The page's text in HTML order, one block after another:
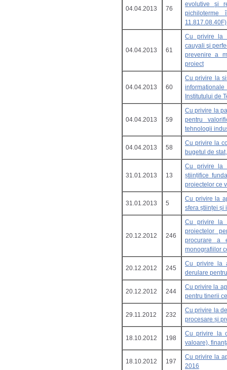
04.04.2013 76
evolutive şi
11.817.08.40F)
04.04.2013 61
Cu privire la
cauyali şi
prevenire a
proiect
04.04.2013 60
Cu privire la
Institutului de
04.04.2013 59
Cu privire la
pentru
tehnologii
04.04.2013 58
Cu privire la
bugetul de
31.01.2013 13
Cu privire la
științifice
proiectelor ce
31.01.2013 5
Cu privire la
sfera științei și
20.12.2012 246
Cu privire la
proiectelor
procurare a
monografiilor
20.12.2012 245
Cu privire la
derulare
20.12.2012 244
Cu privire la
pentru tinerii
29.11.2012 232
Cu privire la
procesare și
18.10.2012 198
Cu privire la
valoare),
18.10.2012 197
Cu privire la
2016